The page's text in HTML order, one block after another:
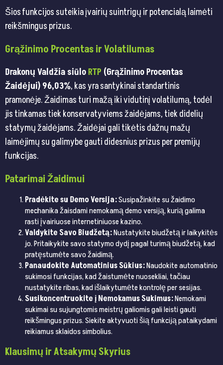
Šios funkcijos suteikia įvairių suintrigų ir potencialą laimėti
reikšmingus prizus.
Grąžinimo Procentas ir Volatilumas
Drakonų Valdžia siūloRTP (Grąžinimo Procentas
Žaidėjui) 96,03%, kas yra santykinai standartinis
pramonėje. Žaidimas turi mažą iki vidutinį volatilumą, todėl
jis tinkamas tiek konservatyviems žaidėjams, tiek didelių
statymų žaidėjams. Žaidėjai gali tikėtis dažnų mažų
laimėjimų su galimybe gauti didesnius prizus per premijų
funkcijas.
Patarimai Žaidimui
Pradėkite su Demo Versija:Susipažinkite su žaidimo
mechanika žaisdami nemokamą demo versiją, kurią galima
rasti įvairiuose internetiniuose kazino.
Valdykite Savo Biudžetą:Nustatykite biudžetą ir laikykitės
jo. Pritaikykite savo statymo dydį pagal turimą biudžetą, kad
pratęstumėte savo žaidimą.
Panaudokite Automatinius Sūkius:Naudokite automatinio
sukimosi funkcijas, kad žaistumėte nuosekliai, tačiau
nustatykite ribas, kad išlaikytumėte kontrolę per sesijas.
Susikoncentruokite į Nemokamus Sukimus:Nemokami
sukimai su sujungtomis meistrų galiomis gali leisti gauti
reikšmingus prizus. Siekite aktyvuoti šią funkciją pataikydami
reikiamus sklaidos simbolius.
Klausimų ir Atsakymų Skyrius